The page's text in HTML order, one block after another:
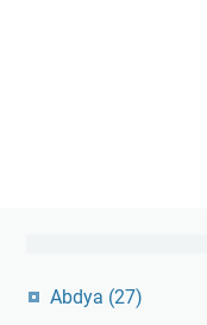
Abdya (27)